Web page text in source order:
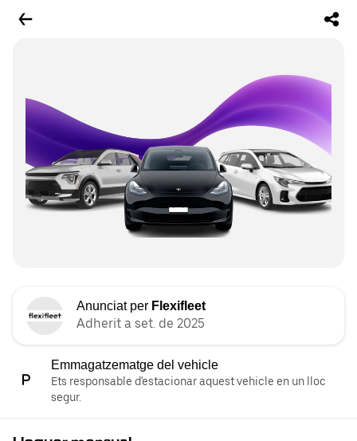
Anunciat per Flexifleet
Adherit a set. de 2025
Emmagatzematge del vehicle
Ets responsable d'estacionar aquest vehicle en un lloc
segur.